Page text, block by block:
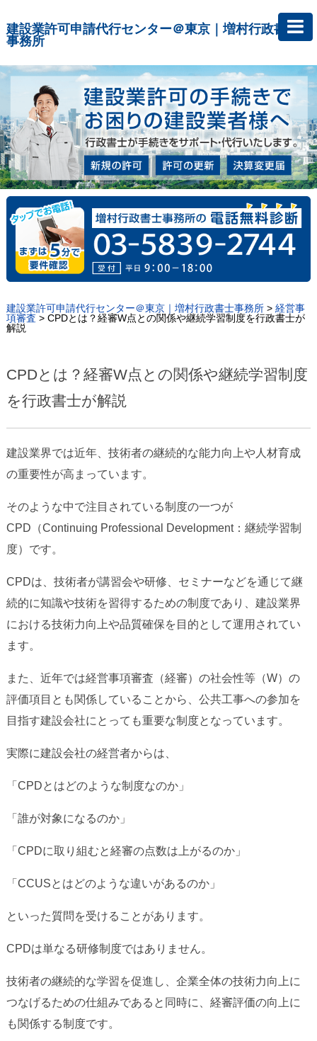
建設業許可申請代行センター＠東京｜増村行政書士
事務所
建設業許可申請代行センター＠東京｜増村行政書士事務所> 経営事
項審査 > CPDとは？経審W点との関係や継続学習制度を行政書士が
解説
CPDとは？経審W点との関係や継続学習制度
を行政書士が解説
建設業界では近年、技術者の継続的な能力向上や人材育成
の重要性が高まっています。
そのような中で注目されている制度の一つが
CPD（Continuing Professional Development：継続学習制
度）です。
CPDは、技術者が講習会や研修、セミナーなどを通じて継
続的に知識や技術を習得するための制度であり、建設業界
における技術力向上や品質確保を目的として運用されてい
ます。
また、近年では経営事項審査（経審）の社会性等（W）の
評価項目とも関係していることから、公共工事への参加を
目指す建設会社にとっても重要な制度となっています。
実際に建設会社の経営者からは、
「CPDとはどのような制度なのか」
「誰が対象になるのか」
「CPDに取り組むと経審の点数は上がるのか」
「CCUSとはどのような違いがあるのか」
といった質問を受けることがあります。
CPDは単なる研修制度ではありません。
技術者の継続的な学習を促進し、企業全体の技術力向上に
つなげるための仕組みであると同時に、経審評価の向上に
も関係する制度です。